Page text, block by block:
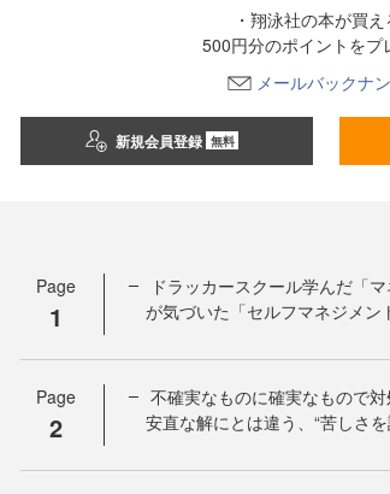
・翔泳社の本が買え
500円分のポイントをプ
メールバックナ
新規会員登録 無料
Page
1
ドラッカースクール学んだ「
が気づいた「セルフマネジメン
Page
2
不確実なものに確実なもので
安直な解にとは違う、“苦しさ